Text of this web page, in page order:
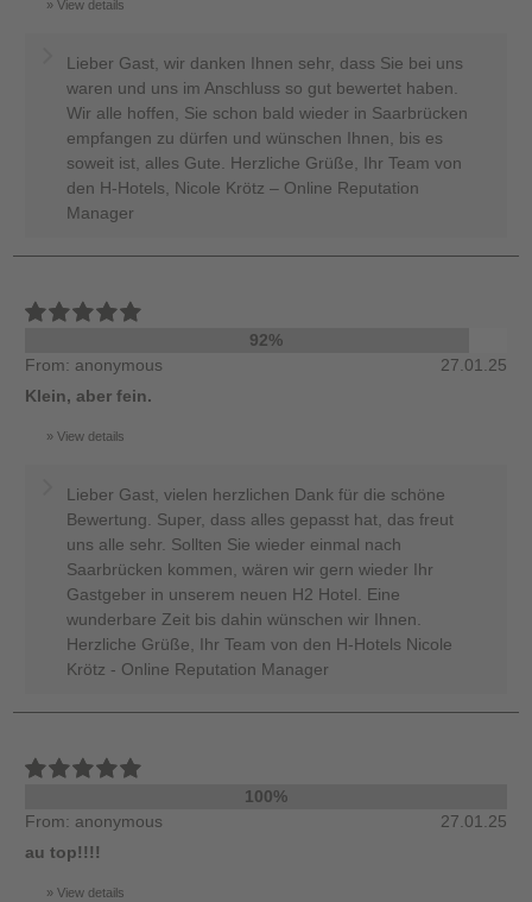
View details
Lieber Gast, wir danken Ihnen sehr, dass Sie bei uns
waren und uns im Anschluss so gut bewertet haben.
Wir alle hoffen, Sie schon bald wieder in Saarbrücken
empfangen zu dürfen und wünschen Ihnen, bis es
soweit ist, alles Gute. Herzliche Grüße, Ihr Team von
den H-Hotels, Nicole Krötz – Online Reputation
Manager
92%
From: anonymous
27.01.25
Klein, aber fein.
View details
Lieber Gast, vielen herzlichen Dank für die schöne
Bewertung. Super, dass alles gepasst hat, das freut
uns alle sehr. Sollten Sie wieder einmal nach
Saarbrücken kommen, wären wir gern wieder Ihr
Gastgeber in unserem neuen H2 Hotel. Eine
wunderbare Zeit bis dahin wünschen wir Ihnen.
Herzliche Grüße, Ihr Team von den H-Hotels Nicole
Krötz - Online Reputation Manager
100%
From: anonymous
27.01.25
au top!!!!
View details